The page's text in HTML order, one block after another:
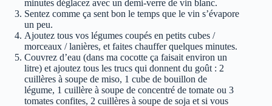
minutes déglacez avec un demi-verre de vin blanc.
Sentez comme ça sent bon le temps que le vin s’évapore
un peu.
Ajoutez tous vos légumes coupés en petits cubes /
morceaux / lanières, et faites chauffer quelques minutes.
Couvrez d’eau (dans ma cocotte ça faisait environ un
litre) et ajoutez tous les trucs qui donnent du goût : 2
cuillères à soupe de miso, 1 cube de bouillon de
légume, 1 cuillère à soupe de concentré de tomate ou 3
tomates confites, 2 cuillères à soupe de soja et si vous